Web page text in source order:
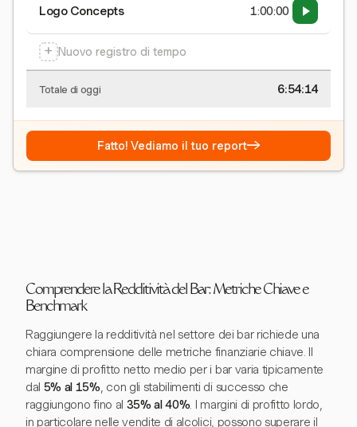
Logo Concepts 1:00:00
+ Nuovo registro di tempo
Totale di oggi 6:54:15
Fatto! Vediamo il tuo report→
Comprendere la Redditività del Bar: Metriche Chiave e
Benchmark
Raggiungere la redditività nel settore dei bar richiede una
chiara comprensione delle metriche finanziarie chiave. Il
margine di profitto netto medio per i bar varia tipicamente
dal 5% al 15%, con gli stabilimenti di successo che
raggiungono fino al 35% al 40%. I margini di profitto lordo,
in particolare nelle vendite di alcolici, possono superare il